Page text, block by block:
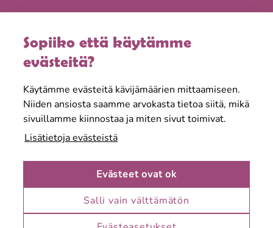
Sopiiko että käytämme
evästeitä?
Käytämme evästeitä kävijämäärien mittaamiseen.
Niiden ansiosta saamme arvokasta tietoa siitä, mikä
sivuillamme kiinnostaa ja miten sivut toimivat.
Lisätietoja evästeistä
Evästeet ovat ok
Salli vain välttämätön
Tapahtumat & edut
Tietoa meistä
Karuselli on Keravan suosituin täyden palvelun